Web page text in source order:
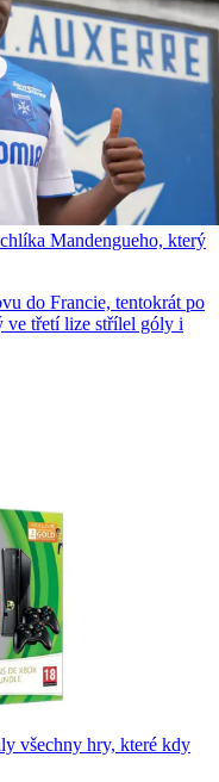
Mandengueho, který
do Francie, tentokrát po
ve třetí lize střílel góly i
všechny hry, které kdy